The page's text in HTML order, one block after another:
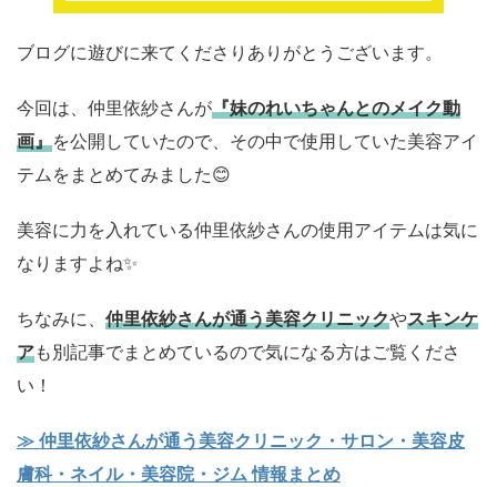
ブログに遊びに来てくださりありがとうございます。
今回は、仲里依紗さんが『妹のれいちゃんとのメイク動
画』を公開していたので、その中で使用していた美容アイ
テムをまとめてみました😊
美容に力を入れている仲里依紗さんの使用アイテムは気に
なりますよね✨
ちなみに、 仲里依紗さんが通う美容クリニックやスキンケ
アも別記事でまとめているので気になる方はご覧くださ
い！
≫ 仲里依紗さんが通う美容クリニック・サロン・美容皮
膚科・ネイル・美容院・ジム 情報まとめ